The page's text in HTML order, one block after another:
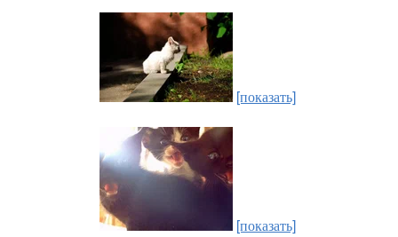
[показать]
[показать]